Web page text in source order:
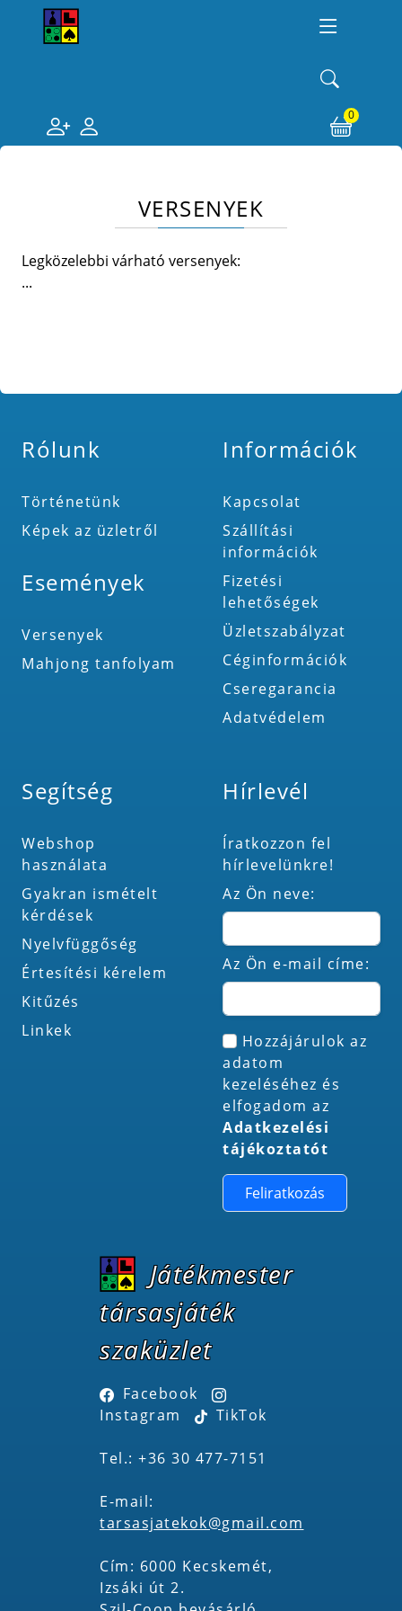
0
VERSENYEK
Legközelebbi várható versenyek:
...
Rólunk
Történetünk
Képek az üzletről
Események
Versenyek
Mahjong tanfolyam
Információk
Kapcsolat
Szállítási
információk
Fizetési
lehetőségek
Üzletszabályzat
Céginformációk
Cseregarancia
Adatvédelem
Segítség
Webshop
használata
Gyakran ismételt
kérdések
Nyelvfüggőség
Értesítési kérelem
Kitűzés
Linkek
Hírlevél
Íratkozzon fel
hírlevelünkre!
Az Ön neve:
Az Ön e-mail címe:
Hozzájárulok az
adatom
kezeléséhez és
elfogadom az
Adatkezelési
tájékoztatót
Feliratkozás
Játékmester
társasjáték
szaküzlet
Facebook
Instagram
TikTok
Tel.: +36 30 477-7151
E-mail:
tarsasjatekok@gmail.com
Cím: 6000 Kecskemét,
Izsáki út 2.